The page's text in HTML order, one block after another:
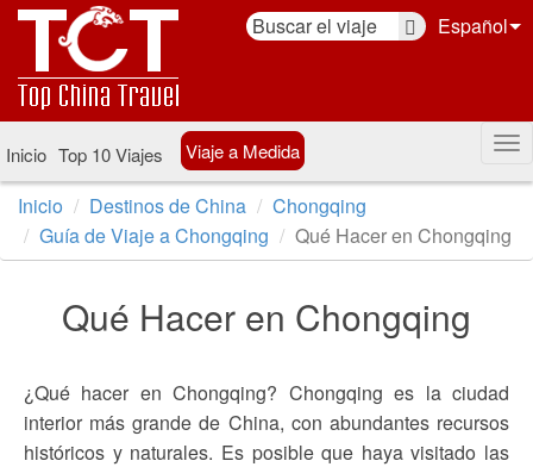
Español
Inicio Top 10 Viajes Viaje a Medida
Inicio Destinos de China
Chongqing
Guía de Viaje a Chongqing
Qué Hacer en Chongqing
Qué Hacer en Chongqing
¿Qué hacer en Chongqing? Chongqing es la ciudad
interior más grande de China, con abundantes recursos
históricos y naturales. Es posible que haya visitado las